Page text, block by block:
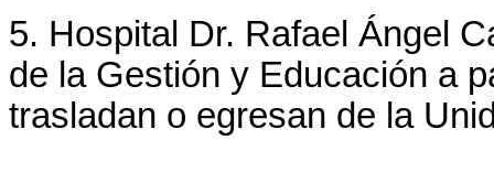
5. Hospital Dr. Rafael Ángel
de la Gestión y Educación a
trasladan o egresan de la